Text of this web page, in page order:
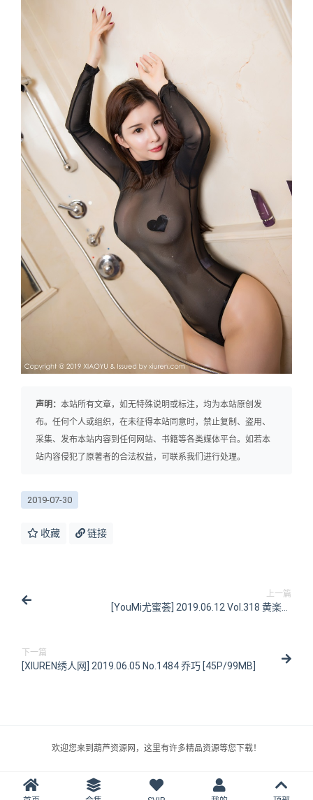
声明： 本站所有文章，如无特殊说明或标注，均为本站原创发
布。任何个人或组织，在未征得本站同意时，禁止复制、盗用、
采集、发布本站内容到任何网站、书籍等各类媒体平台。如若本
站内容侵犯了原著者的合法权益，可联系我们进行处理。
2019-07-30
收藏 链接
上一篇
[YouMi尤蜜荟] 2019.06.12 Vol.318 黄楽然
下一篇
[XIUREN绣人网] 2019.06.05 No.1484 乔巧 [45P/99MB]
欢迎您来到葫芦资源网，这里有许多精品资源等您下载！